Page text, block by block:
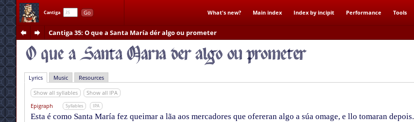
Cantiga Go What's new? Main index Index by incipit Performance Tools
Cantiga 35: O que a Santa María dér algo ou prometer
Lyrics Music Resources
Show all syllables
Show all IPA
Epigraph
Syllables IPA
Esta é como Santa María fez queimar a lãa aos mercadores que ofereran algo a súa omage, e llo tomaran depois.